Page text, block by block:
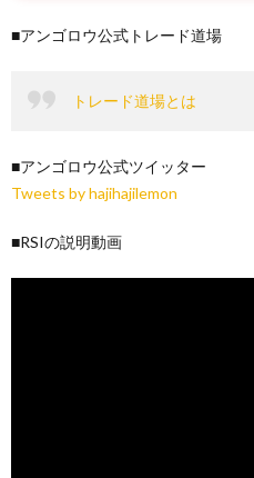
■アンゴロウ公式トレード道場
トレード道場とは
■アンゴロウ公式ツイッター
Tweets by hajihajilemon
■RSIの説明動画